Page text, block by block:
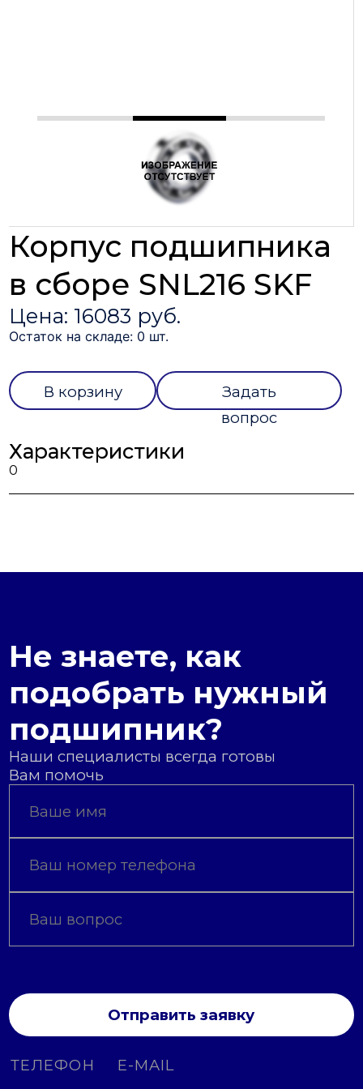
Корпус подшипника
в сборе SNL216 SKF
Цена: 16083 руб.
Остаток на складе: 0 шт.
В корзину
Задать
вопрос
Характеристики
0
Не знаете, как
подобрать нужный
подшипник?
Наши специалисты всегда готовы
Вам помочь
Отправить заявку
ТЕЛЕФОН E-MAIL